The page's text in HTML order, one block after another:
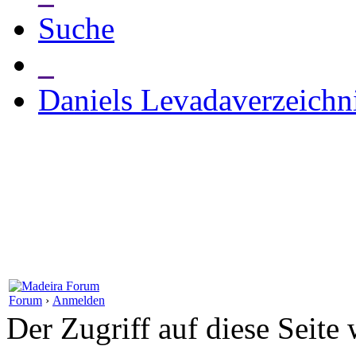
Suche
Daniels
Forum › Anmelden
Der Zugriff auf diese Seite